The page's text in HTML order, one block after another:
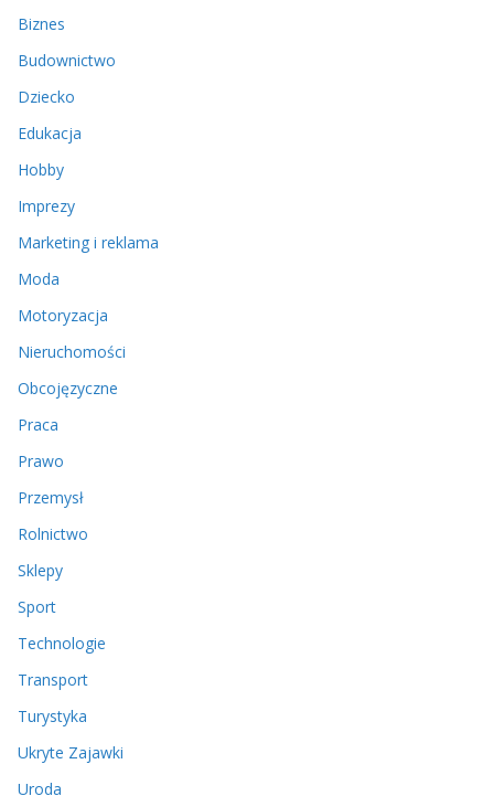
Biznes
Budownictwo
Dziecko
Edukacja
Hobby
Imprezy
Marketing i reklama
Moda
Motoryzacja
Nieruchomości
Obcojęzyczne
Praca
Prawo
Przemysł
Rolnictwo
Sklepy
Sport
Technologie
Transport
Turystyka
Ukryte Zajawki
Uroda